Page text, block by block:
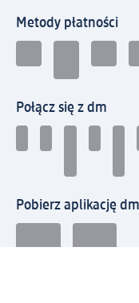
Metody płatności
Połącz się z dm
Pobierz aplikację